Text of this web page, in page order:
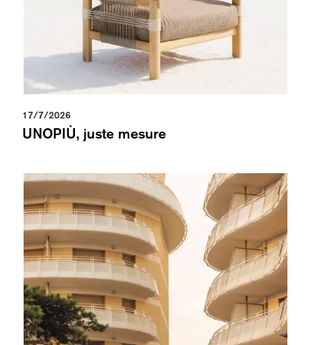
17/7/2026
UNOPIÙ, juste mesure